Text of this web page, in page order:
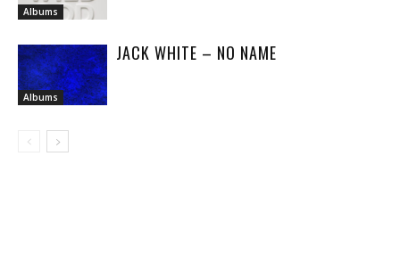
Albums
Albums
JACK WHITE – NO NAME